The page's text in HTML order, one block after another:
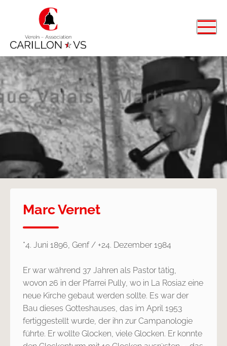
Marc Vernet
*4. Juni 1896, Genf / +24. Dezember 1984
Er war während 37 Jahren als Pastor tätig,
wovon 26 in der Pfarrei Pully, wo in La Rosiaz eine
neue Kirche gebaut werden sollte. Es war der
Bau dieses Gotteshauses, das im April 1953
fertiggestellt wurde, der ihn zur Campanologie
führte. Er wollte Glocken, viele Glocken. Er konnte